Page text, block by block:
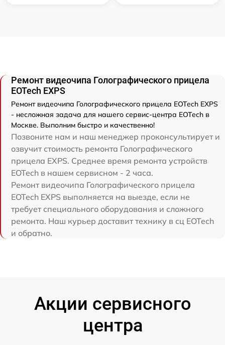
Ремонт видеочипа Голографического прицела
EOTech EXPS
Ремонт видеочипа Голографического прицела EOTech EXPS
- несложная задача для нашего сервис-центра EOTech в
Москве. Выполним быстро и качественно!
Позвоните нам и наш менеджер проконсультирует и
озвучит стоимость ремонта Голографического
прицела EXPS. Среднее время ремонта устройств
EOTech в нашем сервисном - 2 часа.
Ремонт видеочипа Голографического прицела
EOTech EXPS выполняется на выезде, если не
требует специального оборудования и сложного
ремонта. Наш курьер доставит технику в сц EOTech
и обратно.
Акции сервисного
центра